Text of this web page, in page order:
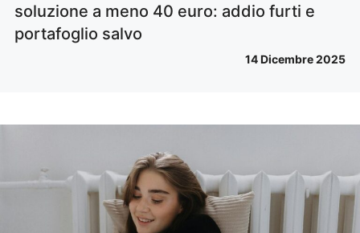
soluzione a meno 40 euro: addio furti e
portafoglio salvo
14 Dicembre 2025